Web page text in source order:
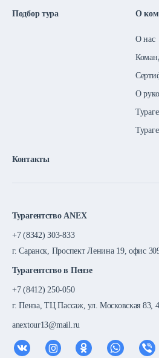
Турагентство ANEX
+7 (8342) 303-833
г. Саранск, Проспект Ленина 19, офис
Турагентство в Пензе
+7 (8412) 250-050
г. Пенза, ТЦ Пассаж, ул. Московская 83,
anextour13@mail.ru
Подбор тура О
О нас
О
Контакты